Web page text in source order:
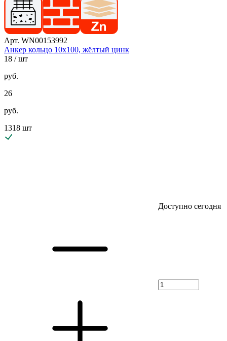
Арт. WN00153992
Анкер кольцо 10х100, жёлтый цинк
18 / шт
руб.
26
руб.
1318 шт
Доступно сегодня